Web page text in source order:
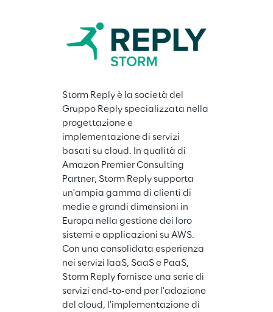
Storm Reply è la società del
Gruppo Reply specializzata nella
progettazione e
implementazione di servizi
basati su cloud. In qualità di
Amazon Premier Consulting
Partner, Storm Reply supporta
un'ampia gamma di clienti di
medie e grandi dimensioni in
Europa nella gestione dei loro
sistemi e applicazioni su AWS.
Con una consolidata esperienza
nei servizi IaaS, SaaS e PaaS,
Storm Reply fornisce una serie di
servizi end-to-end per l'adozione
del cloud, l'implementazione di